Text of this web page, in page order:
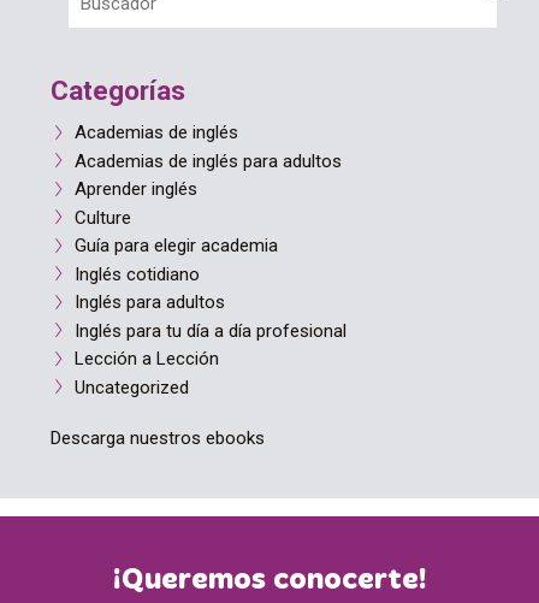
Categorías
Academias de inglés
Academias de inglés para adultos
Aprender inglés
Culture
Guía para elegir academia
Inglés cotidiano
Inglés para adultos
Inglés para tu día a día profesional
Lección a Lección
Uncategorized
Descarga nuestros ebooks
¡Queremos conocerte!